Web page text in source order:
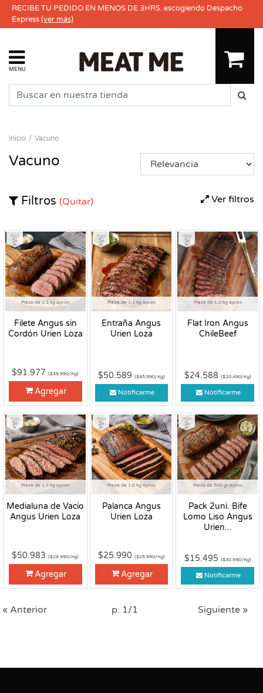
RECIBE TU PEDIDO EN MENOS DE 3HRS. escogiendo Despacho
Express(ver más)
MENU
Inicio Vacuno
Vacuno
Ver filtros
Filtros (Quitar)
Pieza de 2.3 kg aprox
Filete Angus sin
Cordón Urien Loza
Fresco
$91.977($39.990/Kg)
Agregar
Pieza de 1.1 kg aprox
Entraña Angus
Urien Loza
Fresco
$50.589 ($45.990/Kg)
Notificarme
Pieza de 1.2 kg aprox
Flat Iron Angus
ChileBeef
Fresco
$24.588 ($20.490/Kg)
Notificarme
Pieza de 1.7 kg aprox
Medialuna de Vacío
Angus Urien Loza
Fresco
$50.983($29.990/Kg)
Agregar
Pieza de 1.0 kg aprox
Palanca Angus
Urien Loza
Fresco
$25.990 ($25.990/Kg)
Agregar
Pieza de 500 gr aprox
Pack 2uni. Bife
Lomo Liso Angus
Urien...
Fresco
$15.495 ($30.990/Kg)
Notificarme
« Anterior p. 1/1 Siguiente »